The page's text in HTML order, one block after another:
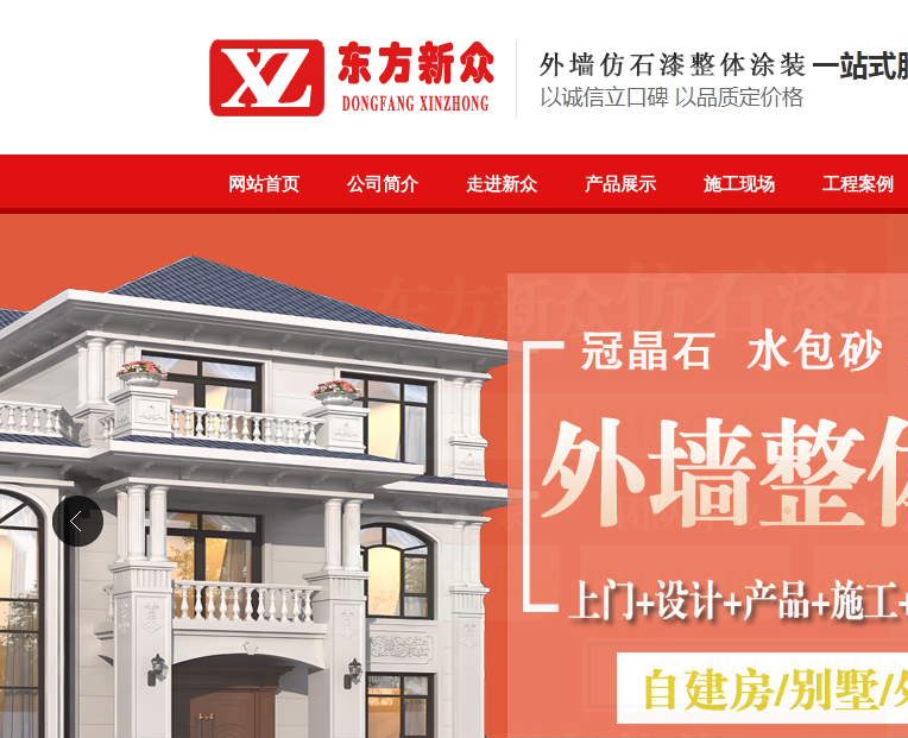
网站首页 公司简介 走进新众 产品展示 施工现场 工程案例